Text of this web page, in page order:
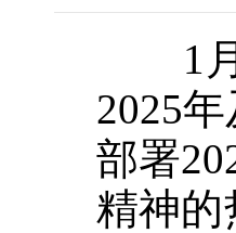
1月
2025
部署
精神的